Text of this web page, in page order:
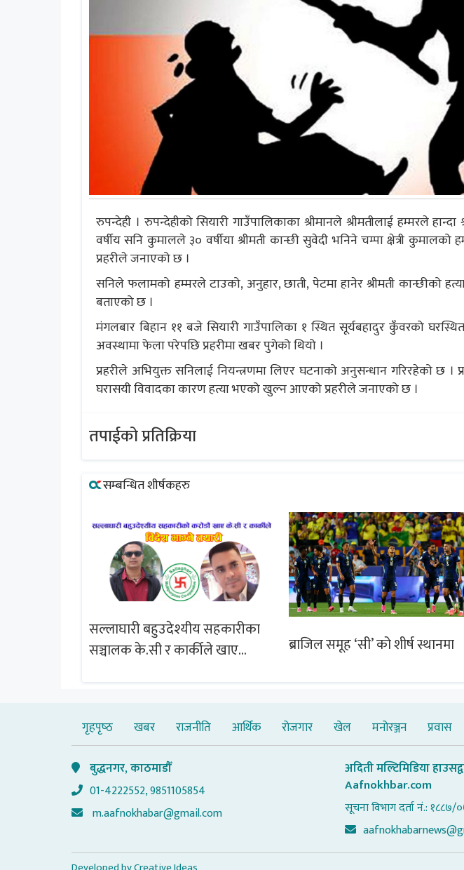
रुपन्देही । रुपन्देहीको सियारी गाउँपालिकाका श्रीमानले श्रीमतीलाई हम्मरले
वर्षीय सनि कुमालले ३० वर्षीया श्रीमती कान्छी सुवेदी भनिने चम्पा क्षेत्री कुमालको
प्रहरीले जनाएको छ ।
सनिले फलामको हम्मरले टाउको, अनुहार, छाती, पेटमा हानेर श्रीमती कान्छीको
बताएको छ ।
मंगलबार बिहान ११ बजे सियारी गाउँपालिका १ स्थित सूर्यबहादुर कुँवरको
अवस्थामा फेला परेपछि प्रहरीमा खबर पुगेको थियो ।
प्रहरीले अभियुक्त सनिलाई नियन्त्रणमा लिएर घटनाको अनुसन्धान गरिरहेको छ ।
घरासयी विवादका कारण हत्या भएको खुल्न आएको प्रहरीले जनाएको छ ।
तपाईको प्रतिक्रिया
सम्बन्धित शीर्षकहरु
सल्लाघारी बहुउदेश्यीय सहकारीका
सञ्चालक के.सी र कार्कीले खाए
ब्राजिल समूह ‘सी’ को शीर्ष स्थानमा
गृहपृष्‍ठ खबर राजनीति आर्थिक रोजगार खेल मनोरञ्जन प्रवास
बुद्धनगर, काठमाडौँ
01-4222552, 9851105854
m.aafnokhabar@gmail.com
अदिती मल्टिमिडिया
Aafnokhbar.com
सूचना विभाग दर्ता नं.: